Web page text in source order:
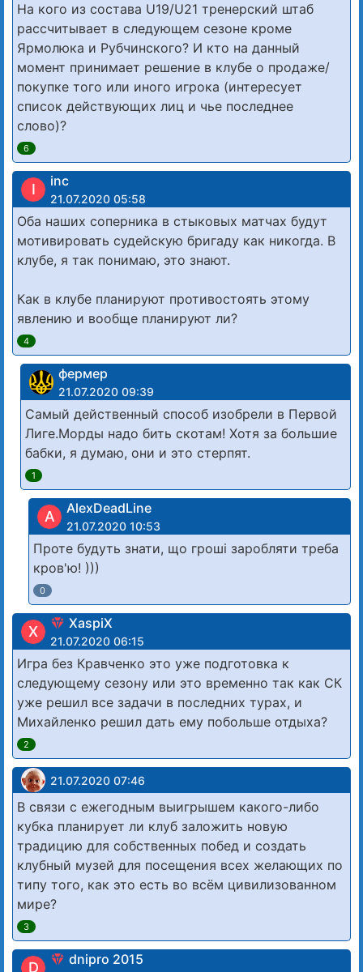
На кого из состава U19/U21 тренерский штаб
рассчитывает в следующем сезоне кроме
Ярмолюка и Рубчинского? И кто на данный
момент принимает решение в клубе о продаже/
покупке того или иного игрока (интересует
список действующих лиц и чье последнее
слово)?
6
I inc
21.07.2020 05:58
Оба наших соперника в стыковых матчах будут
мотивировать судейскую бригаду как никогда. В
клубе, я так понимаю, это знают.
Как в клубе планируют противостоять этому
явлению и вообще планируют ли?
4
фермер
21.07.2020 09:39
Самый действенный способ изобрели в Первой
Лиге.Морды надо бить скотам! Хотя за большие
бабки, я думаю, они и это стерпят.
1
A AlexDeadLine
21.07.2020 10:53
Проте будуть знати, що гроші заробляти треба
кров'ю! )))
0
X XaspiX
21.07.2020 06:15
Игра без Кравченко это уже подготовка к
следующему сезону или это временно так как СК
уже решил все задачи в последних турах, и
Михайленко решил дать ему побольше отдыха?
2
21.07.2020 07:46
В связи с ежегодным выигрышем какого-либо
кубка планирует ли клуб заложить новую
традицию для собственных побед и создать
клубный музей для посещения всех желающих по
типу того, как это есть во всём цивилизованном
мире?
3
D dnipro 2015